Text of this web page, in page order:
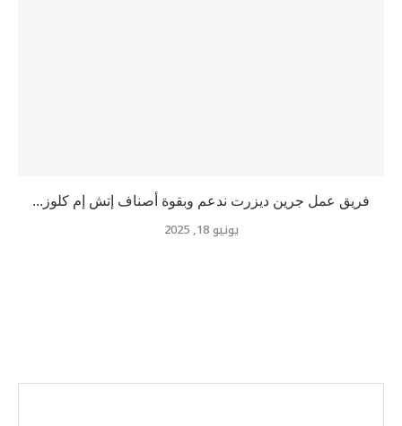
فريق عمل جرين ديزرت ندعم وبقوة أصناف إتش إم كلوز...
يونيو 18, 2025